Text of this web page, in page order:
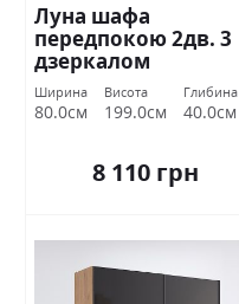
Луна шафа
передпокою 2дв. 3
дзеркалом
Міромарк
Ширина
80.0см
Висота
199.0см
Глибина
40.0см
8 110 грн